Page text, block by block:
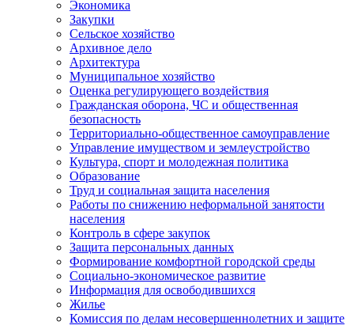
Экономика
Закупки
Сельское хозяйство
Архивное дело
Архитектура
Муниципальное хозяйство
Оценка регулирующего воздействия
Гражданская оборона, ЧС и общественная
безопасность
Территориально-общественное самоуправление
Управление имуществом и землеустройство
Культура, спорт и молодежная политика
Образование
Труд и социальная защита населения
Работы по снижению неформальной занятости
населения
Контроль в сфере закупок
Защита персональных данных
Формирование комфортной городской среды
Социально-экономическое развитие
Информация для освободившихся
Жилье
Комиссия по делам несовершеннолетних и защите